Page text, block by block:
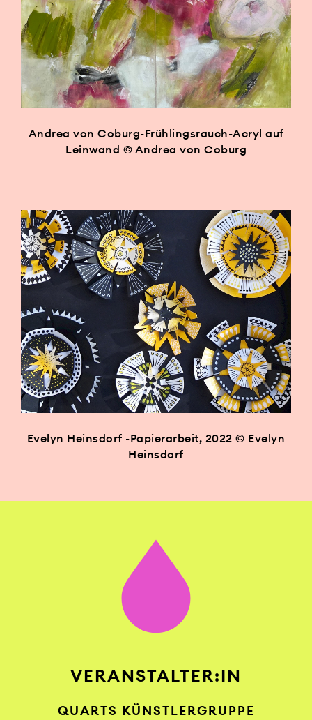
Andrea von Coburg-Frühlingsrauch-Acryl auf
Leinwand © Andrea von Coburg
Evelyn Heinsdorf -Papierarbeit, 2022 © Evelyn
Heinsdorf
VERANSTALTER:IN
QUARTS KÜNSTLERGRUPPE